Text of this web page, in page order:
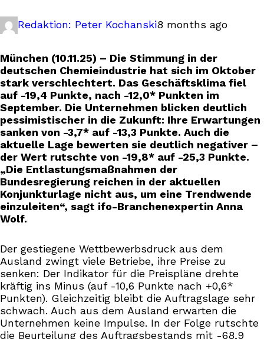
Redaktion: Peter Kochanski8 months ago
München (10.11.25) – Die Stimmung in der
deutschen Chemieindustrie hat sich im Oktober
stark verschlechtert. Das Geschäftsklima fiel
auf -19,4 Punkte, nach -12,0* Punkten im
September. Die Unternehmen blicken deutlich
pessimistischer in die Zukunft: Ihre Erwartungen
sanken von -3,7* auf -13,3 Punkte. Auch die
aktuelle Lage bewerten sie deutlich negativer –
der Wert rutschte von -19,8* auf -25,3 Punkte.
„Die Entlastungsmaßnahmen der
Bundesregierung reichen in der aktuellen
Konjunkturlage nicht aus, um eine Trendwende
einzuleiten“, sagt ifo-Branchenexpertin Anna
Wolf.
Der gestiegene Wettbewerbsdruck aus dem
Ausland zwingt viele Betriebe, ihre Preise zu
senken: Der Indikator für die Preispläne drehte
kräftig ins Minus (auf -10,6 Punkte nach +0,6*
Punkten). Gleichzeitig bleibt die Auftragslage sehr
schwach. Auch aus dem Ausland erwarten die
Unternehmen keine Impulse. In der Folge rutschte
die Beurteilung des Auftragsbestands mit -68,9